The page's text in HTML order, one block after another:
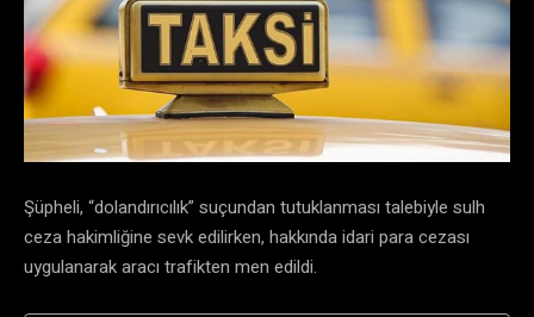
Şüpheli, “dolandırıcılık” suçundan tutuklanması talebiyle sulh
ceza hakimliğine sevk edilirken, hakkında idari para cezası
uygulanarak aracı trafikten men edildi.